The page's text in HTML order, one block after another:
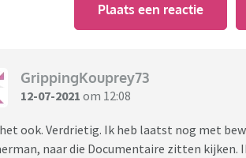
Plaats een reactie
GrippingKouprey73
12-07-2021 om 12:08
ook. Verdrietig. Ik heb laatst nog met
naar die Documentaire zitten kijken.